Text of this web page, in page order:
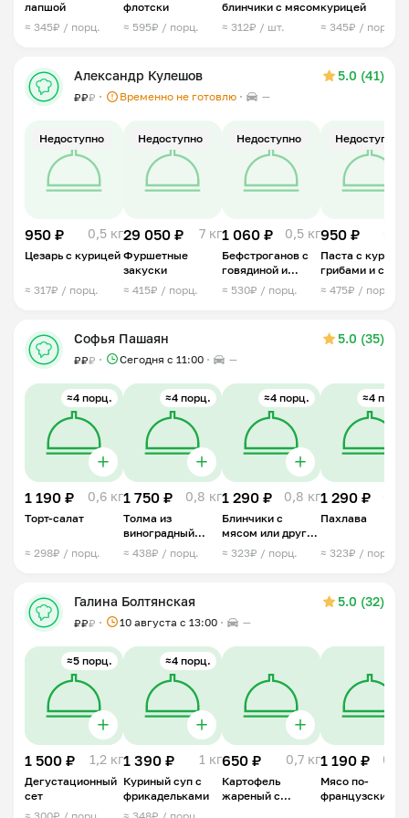
лапшой
≈ 345₽ / порц.
флотски
≈ 595₽ / порц.
блинчики с мясом
≈ 312₽ / шт.
курицей
≈ 345₽ / порц.
Александр Кулешов 5.0 (41)
₽₽₽ Временно не готовлю —
Недоступно
950 ₽ 0,5 кг
Цезарь с курицей
≈ 317₽ / порц.
Недоступно
29 050 ₽ 7 кг
Фуршетные
закуски
≈ 415₽ / порц.
Недоступно
1 060 ₽ 0,5 кг
Бефстроганов с
говядиной и
грибами
≈ 530₽ / порц.
Недоступно
950 ₽
Паста с
грибами и
песто
≈ 475₽ / порц.
Софья Пашаян 5.0 (35)
₽₽₽ Сегодня с 11:00 —
≈4 порц.
1 190 ₽ 0,6 кг
Торт-салат
≈ 298₽ / порц.
≈4 порц.
1 750 ₽ 0,8 кг
Толма из
виноградный
листьев
≈ 438₽ / порц.
≈4 порц.
1 290 ₽ 0,8 кг
Блинчики с
мясом или другой
начинкой
≈ 323₽ / порц.
≈4 порц.
1 290 ₽
Пахлава
≈ 323₽ / порц.
Галина Болтянская 5.0 (32)
₽₽₽ 10 августа с 13:00 —
≈5 порц.
1 500 ₽ 1,2 кг
Дегустационный
сет
≈4 порц.
1 390 ₽ 1 кг
Куриный суп с
фрикадельками
650 ₽ 0,7 кг
Картофель
жареный с
1 190 ₽ 0,4
Мясо по-
французски